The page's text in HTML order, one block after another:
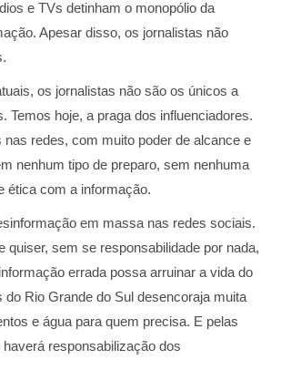
e TVs detinham o monopólio da
Apesar disso, os jornalistas não
os jornalistas não são os únicos a
Temos hoje, a praga dos influenciadores.
redes, com muito poder de alcance e
nenhum tipo de preparo, sem nenhuma
ética com a informação.
em massa nas redes sociais.
quiser, sem se responsabilidade por nada,
errada possa arruinar a vida do
do Rio Grande do Sul desencoraja muita
e água para quem precisa. E pelas
responsabilização dos